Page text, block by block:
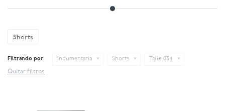
Shorts
Filtrando por: Indumentaria Shorts Talle 034
Quitar filtros